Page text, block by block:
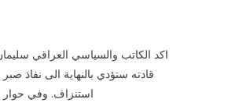
اكد الكاتب والسياسي العراقي
قادته ستؤدي بالنهاية الى نفاذ
استنزاف. وفي حوار